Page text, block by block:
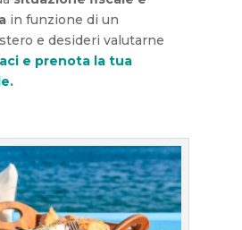
in funzione di un
e desideri valutarne
e prenota la tua